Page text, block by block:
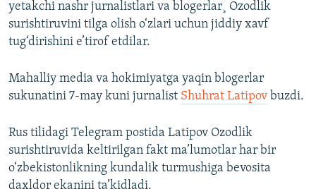
yetakchi nashr jurnalistlari va blogerlar¸ Ozodlik
surishtiruvini tilga olish o‘zlari uchun jiddiy xavf
tug‘dirishini e’tirof etdilar.
Mahalliy media va hokimiyatga yaqin blogerlar
sukunatini 7-may kuni jurnalist Shuhrat Latipov buzdi.
Rus tilidagi Telegram postida Latipov Ozodlik
surishtiruvida keltirilgan fakt ma’lumotlar har bir
o‘zbekistonlikning kundalik turmushiga bevosita
daxldor ekanini ta’kidladi.